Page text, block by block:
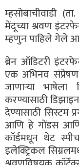
म्हसोबाचीवाडी
मेंदूच्या श्रवण
म्हणुन पाहिले गेले
ब्रेन ऑडिटरी
एक अभिनव संप्रेषण
जाणार्‍या भाषेला
करण्यासाठी
देण्यासाठी सिस्टम
आणि हे गोंडस आणि
कॉर्डमधून थेट
इलेक्ट्रिकल